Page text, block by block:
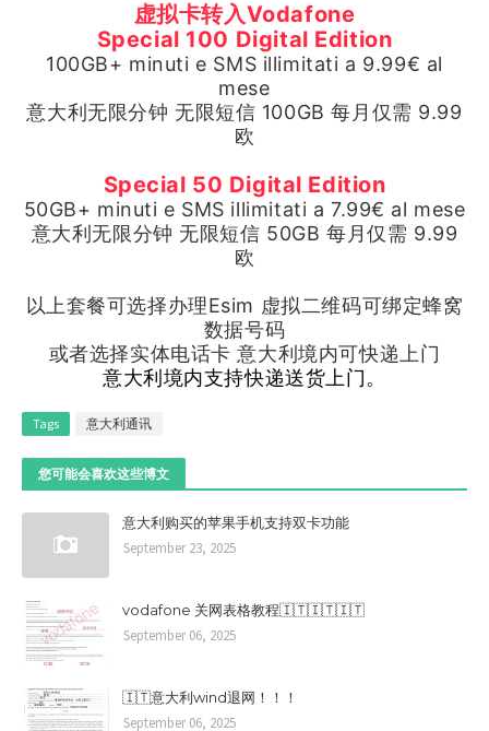
虚拟卡转入Vodafone
Special 100 Digital Edition
100GB+ minuti e SMS illimitati a 9.99€ al
mese
意大利无限分钟 无限短信 100GB 每月仅需 9.99
欧
Special 50 Digital Edition
50GB+ minuti e SMS illimitati a 7.99€ al mese
意大利无限分钟 无限短信 50GB 每月仅需 9.99
欧
以上套餐可选择办理Esim 虚拟二维码可绑定蜂窝
数据号码
或者选择实体电话卡 意大利境内可快递上门
意大利境内支持快递送货上门。
Tags 意大利通讯
您可能会喜欢这些博文
意大利购买的苹果手机支持双卡功能
September 23, 2025
vodafone 关网表格教程🇮🇹🇮🇹🇮🇹
September 06, 2025
🇮🇹意大利wind退网！！！
September 06, 2025